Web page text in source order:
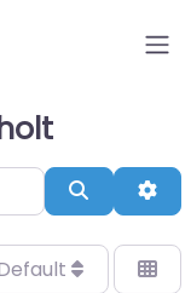
Search